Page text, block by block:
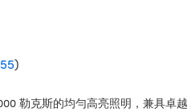
)
勒克斯的均勻高亮照明，兼具卓